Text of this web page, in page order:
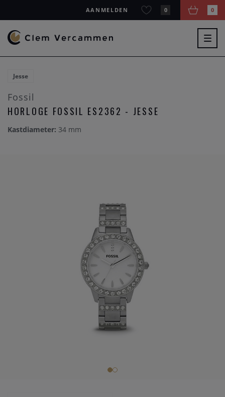
AANMELDEN 0 0
Jesse
Fossil
HORLOGE FOSSIL ES2362 - JESSE
Kastdiameter: 34 mm